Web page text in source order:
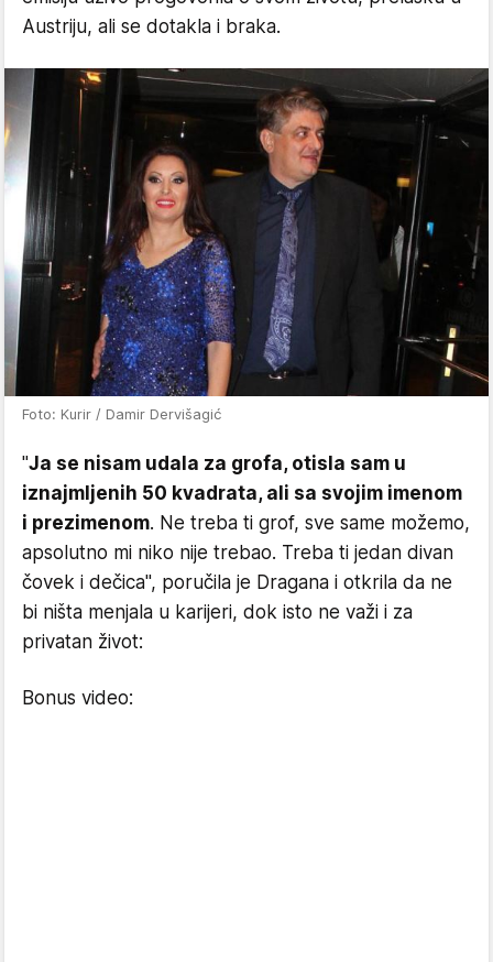
Austriju, ali se dotakla i braka.
Foto: Kurir / Damir Dervišagić
"Ja se nisam udala za grofa, otisla sam u
iznajmljenih 50 kvadrata, ali sa svojim imenom
i prezimenom. Ne treba ti grof, sve same možemo,
apsolutno mi niko nije trebao. Treba ti jedan divan
čovek i dečica", poručila je Dragana i otkrila da ne
bi ništa menjala u karijeri, dok isto ne važi i za
privatan život:
Bonus video: